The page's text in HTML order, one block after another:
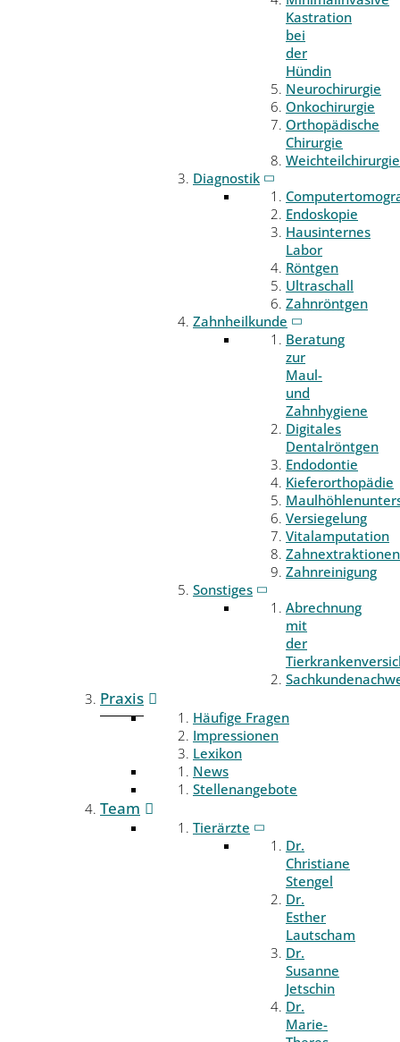
Kastration
bei
der
Hündin
Neurochirurgie
Onkochirurgie
Orthopädische
Chirurgie
Weichteilchirurgie
Diagnostik
Endoskopie
Hausinternes
Labor
Röntgen
Ultraschall
Zahnröntgen
Zahnheilkunde
Beratung
zur
Maul-
und
Zahnhygiene
Digitales
Dentalröntgen
Endodontie
Kieferorthopädie
Versiegelung
Vitalamputation
Zahnextraktionen
Zahnreinigung
Sonstiges
Abrechnung
mit
der
Praxis
Häufige Fragen
Impressionen
Lexikon
News
Stellenangebote
Team
Tierärzte
Dr.
Christiane
Stengel
Dr.
Esther
Lautscham
Dr.
Susanne
Jetschin
Dr.
Marie-